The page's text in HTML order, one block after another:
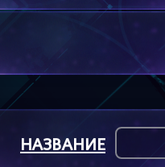
НАЗВАНИЕ